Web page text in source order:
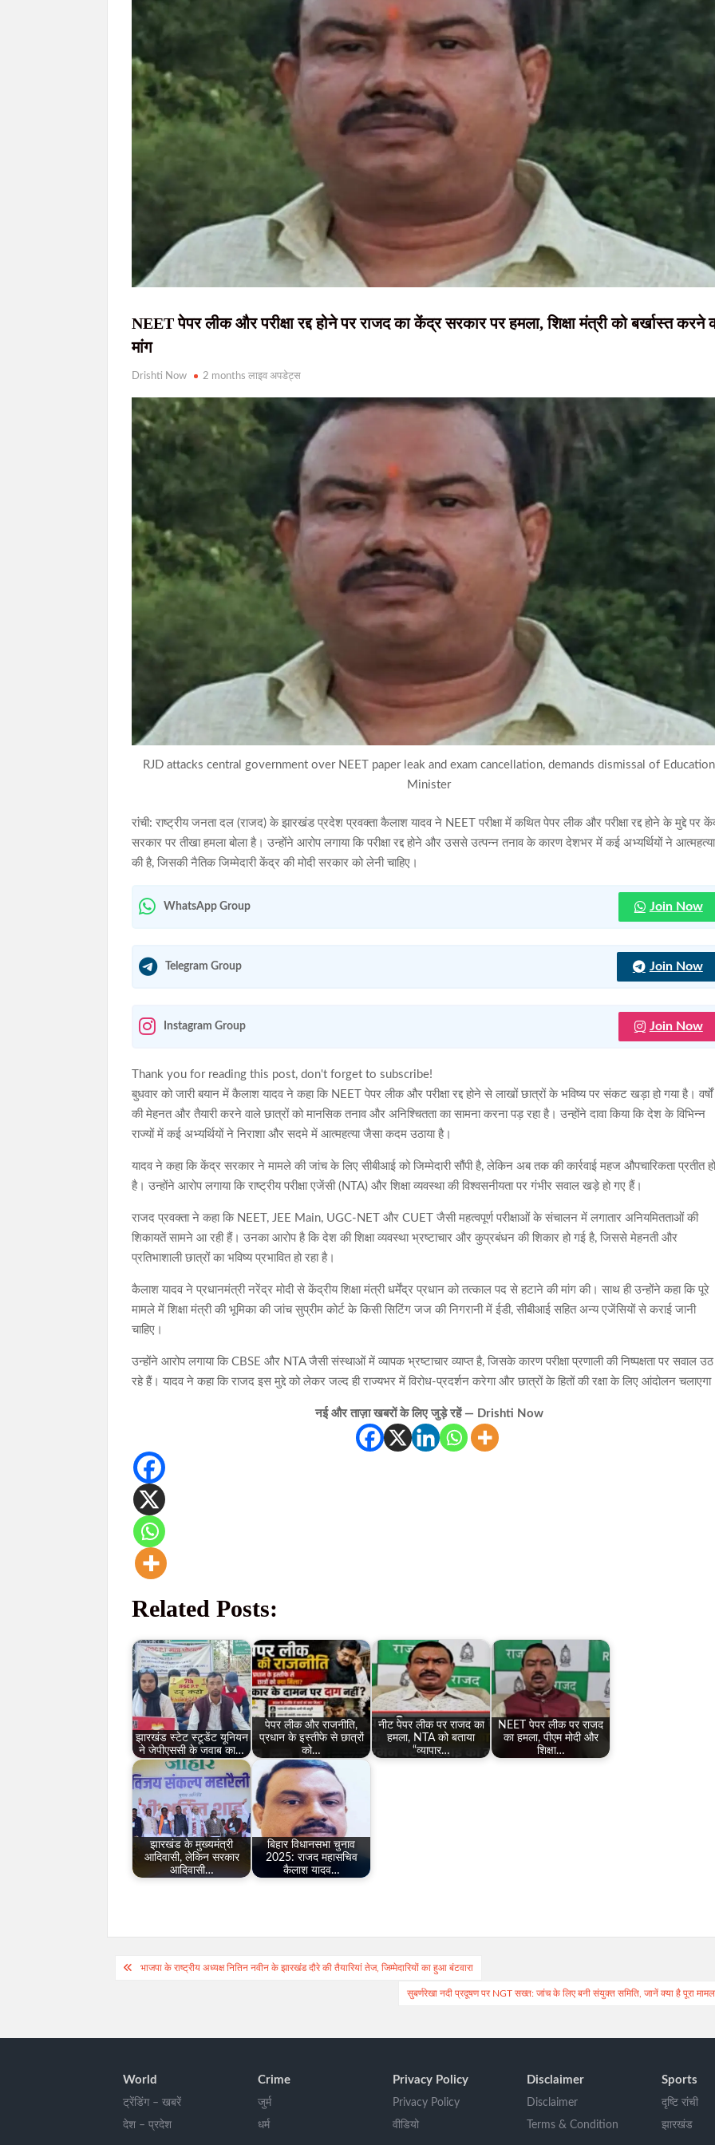
NEWS, हिंदी
न्यूज़ , HINDI
SAMACHAR,
हिंदी समाचार,
दृष्टि नाउ
JPSC-JSSC छात्र आंदोलन को राहुल गांधी का समर्थन, शिक्षा व्यवस्था में सुधार की उठाई मांग
AI डीपफेक पर सरकार की बड़ी सख्ती: 3 घंटे में हटाना होगा अवैध कंटेंट, नियम तोड़ने पर सोशल मीडिया प्लेटफॉर्म्स पर होगी कार्रवाई
राहे हत्याकांड का खुलासा: मुख्य आरोपी समेत तीन गिरफ्तार, हत्या में प्रयुक्त फरसा बरामद
सिमडेगा में डीएलएमसी बैठक: न्यायिक व्यवस्था को अधिक प्रभावी बनाने पर जोर, 50 से अधिक एजेंडों की समीक्षा
NEET पेपर लीक और परीक्षा रद्द होने पर राजद का केंद्र सरकार पर हमला, शिक्षा मंत्री को बर्खास्त करने
मांग
Drishti Now 2 months लाइव अपडेट्स
RJD attacks central government over NEET paper leak and exam cancellation, demands dismissal of Education
Minister
रांची: राष्ट्रीय जनता दल (राजद) के झारखंड प्रदेश प्रवक्ता कैलाश यादव ने NEET परीक्षा में कथित पेपर लीक और परीक्षा रद्द होने के मुद्दे पर
सरकार पर तीखा हमला बोला है। उन्होंने आरोप लगाया कि परीक्षा रद्द होने और उससे उत्पन्न तनाव के कारण देशभर में कई अभ्यर्थियों ने आत्महत्या
की है, जिसकी नैतिक जिम्मेदारी केंद्र की मोदी सरकार को लेनी चाहिए।
WhatsApp Group Join Now
Telegram Group Join Now
Instagram Group Join Now
Thank you for reading this post, don't forget to subscribe!
बुधवार को जारी बयान में कैलाश यादव ने कहा कि NEET पेपर लीक और परीक्षा रद्द होने से लाखों छात्रों के भविष्य पर संकट खड़ा हो गया है। वर्षों
की मेहनत और तैयारी करने वाले छात्रों को मानसिक तनाव और अनिश्चितता का सामना करना पड़ रहा है। उन्होंने दावा किया कि देश के विभिन्न
राज्यों में कई अभ्यर्थियों ने निराशा और सदमे में आत्महत्या जैसा कदम उठाया है।
यादव ने कहा कि केंद्र सरकार ने मामले की जांच के लिए सीबीआई को जिम्मेदारी सौंपी है, लेकिन अब तक की कार्रवाई महज औपचारिकता प्रतीत
है। उन्होंने आरोप लगाया कि राष्ट्रीय परीक्षा एजेंसी (NTA) और शिक्षा व्यवस्था की विश्वसनीयता पर गंभीर सवाल खड़े हो गए हैं।
राजद प्रवक्ता ने कहा कि NEET, JEE Main, UGC-NET और CUET जैसी महत्वपूर्ण परीक्षाओं के संचालन में लगातार अनियमितताओं की
शिकायतें सामने आ रही हैं। उनका आरोप है कि देश की शिक्षा व्यवस्था भ्रष्टाचार और कुप्रबंधन की शिकार हो गई है, जिससे मेहनती और
प्रतिभाशाली छात्रों का भविष्य प्रभावित हो रहा है।
कैलाश यादव ने प्रधानमंत्री नरेंद्र मोदी से केंद्रीय शिक्षा मंत्री धर्मेंद्र प्रधान को तत्काल पद से हटाने की मांग की। साथ ही उन्होंने कहा कि पूरे
मामले में शिक्षा मंत्री की भूमिका की जांच सुप्रीम कोर्ट के किसी सिटिंग जज की निगरानी में ईडी, सीबीआई सहित अन्य एजेंसियों से कराई जानी
चाहिए।
उन्होंने आरोप लगाया कि CBSE और NTA जैसी संस्थाओं में व्यापक भ्रष्टाचार व्याप्त है, जिसके कारण परीक्षा प्रणाली की निष्पक्षता पर सवाल उठ
रहे हैं। यादव ने कहा कि राजद इस मुद्दे को लेकर जल्द ही राज्यभर में विरोध-प्रदर्शन करेगा और छात्रों के हितों की रक्षा के लिए आंदोलन
नई और ताज़ा खबरों के लिए जुड़े रहें — Drishti Now
Related Posts:
झारखंड स्टेट स्टूडेंट यूनियन
ने जेपीएससी के जवाब का…
पेपर लीक और राजनीति,
प्रधान के इस्तीफे से छात्रों
को…
नीट पेपर लीक पर राजद का
हमला, NTA को बताया
“व्यापार…
NEET पेपर लीक पर राजद
का हमला, पीएम मोदी और
शिक्षा…
झारखंड के मुख्यमंत्री
आदिवासी, लेकिन सरकार
आदिवासी…
बिहार विधानसभा चुनाव
2025: राजद महासचिव
कैलाश यादव…
Postभाजपा के राष्ट्रीय अध्यक्ष नितिन नवीन के झारखंड दौरे की तैयारियां तेज, जिम्मेदारियों का हुआ बंटवारा
सुबर्णरेखा नदी प्रदूषण पर NGT सख्त: जांच के लिए बनी संयुक्त समिति, जानें क्या है पूरा
World
ट्रेंडिंग – खबरें
देश – प्रदेश
Crime
जुर्म
धर्म
Privacy Policy
Privacy Policy
वीडियो
Disclaimer
Disclaimer
Terms & Condition
Sports
दृष्टि रांची
झारखंड